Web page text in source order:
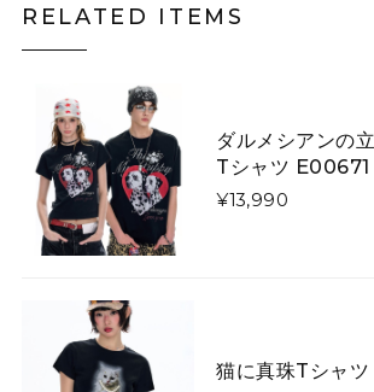
大人用
2026/03/07
いくら手作りといっても、写真と実物に差
ます！ 届いたものはキツネさんの首が胴体
持ち悪くてかぶれません。 詐欺にあった
念です。
RELATED ITEMS
ダルメシアンの
Tシャツ E00671
¥13,990
猫に真珠Tシャ